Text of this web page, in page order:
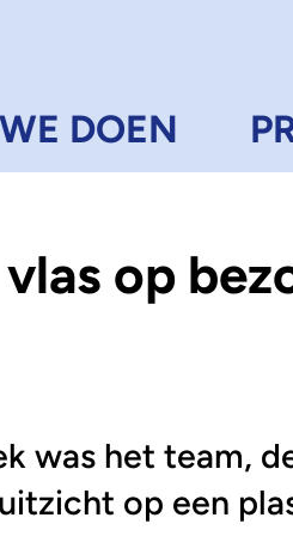
DOEN
op
was het team,
op een